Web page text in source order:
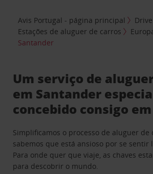
Avis Portugal - página principal
Estações de aluguer de carros
Santander
Um serviço de
em Santander
concebido consigo
Simplificamos o processo de aluguer de
sabemos que está ansioso por se sentir
Para onde quer que viaje, as chaves
para descobrir o mundo.